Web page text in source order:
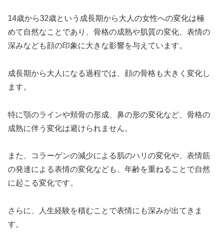
14歳から32歳という成長期から大人の女性への変化は極
めて自然なことであり、骨格の成熟や肌質の変化、表情の
深みなども顔の印象に大きな影響を与えています。
成長期から大人になる過程では、顔の骨格も大きく変化し
ます。
特に顎のラインや頬骨の形成、鼻の形の変化など、骨格の
成熟に伴う変化は避けられません。
また、コラーゲンの減少による肌のハリの変化や、表情筋
の発達による表情の変化なども、年齢を重ねることで自然
に起こる変化です。
さらに、人生経験を積むことで表情にも深みが出てきま
す。